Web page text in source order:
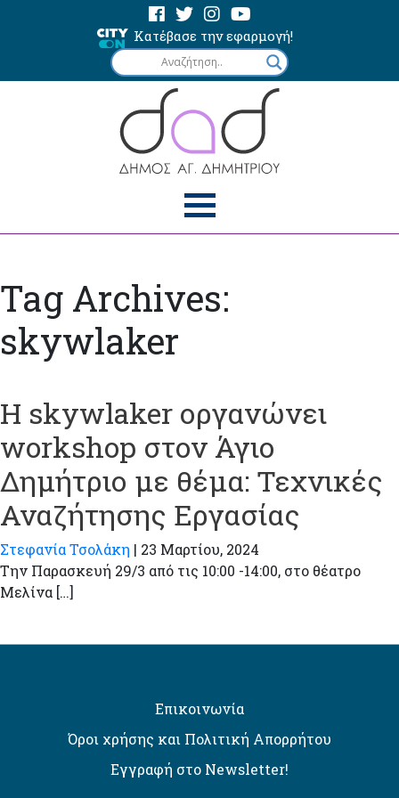
Κατέβασε την εφαρμογή!
Tag Archives:
skywlaker
Η skywlaker οργανώνει
workshop στον Άγιο
Δημήτριο με θέμα: Τεχνικές
Αναζήτησης Εργασίας
Στεφανία Τσολάκη | 23 Μαρτίου, 2024
Την Παρασκευή 29/3 από τις 10:00 -14:00, στο θέατρο
Μελίνα […]
Επικοινωνία
Όροι χρήσης και Πολιτική Απορρήτου
Εγγραφή στο Newsletter!